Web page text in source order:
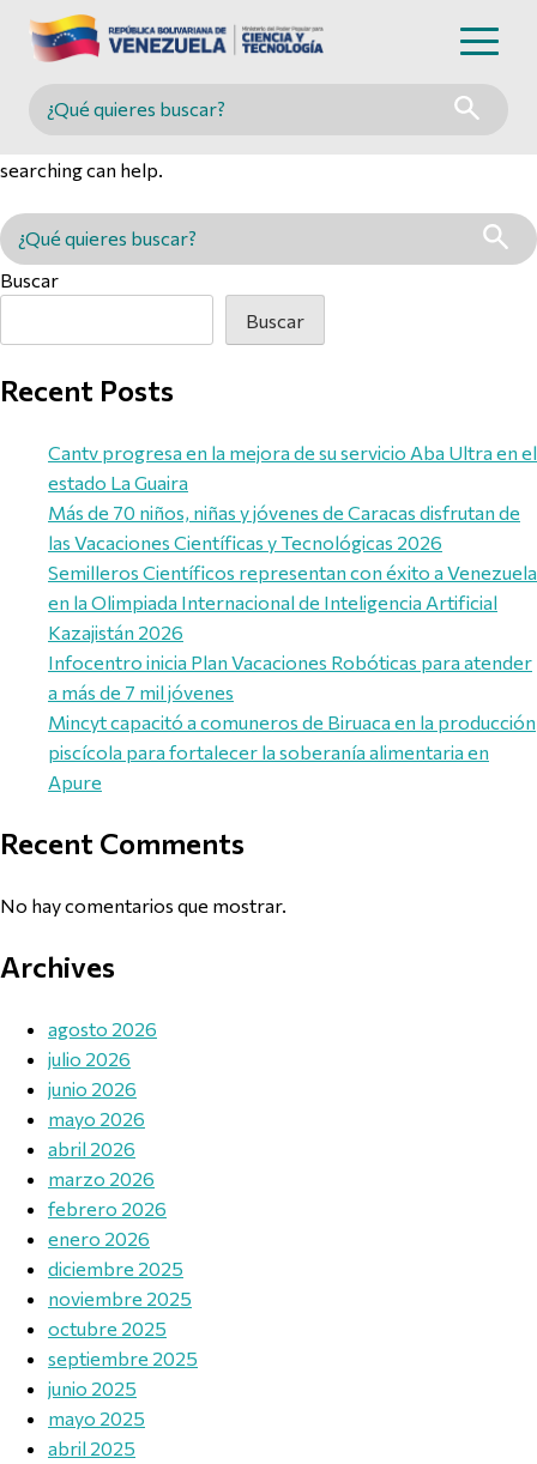
Buscar en MINCYT
searching can help.
Buscar en MINCYT
Buscar
Buscar
Recent Posts
Cantv progresa en la mejora de su servicio Aba Ultra en el
estado La Guaira
Más de 70 niños, niñas y jóvenes de Caracas disfrutan de
las Vacaciones Científicas y Tecnológicas 2026
Semilleros Científicos representan con éxito a Venezuela
en la Olimpiada Internacional de Inteligencia Artificial
Kazajistán 2026
Infocentro inicia Plan Vacaciones Robóticas para atender
a más de 7 mil jóvenes
Mincyt capacitó a comuneros de Biruaca en la producción
piscícola para fortalecer la soberanía alimentaria en
Apure
Recent Comments
No hay comentarios que mostrar.
Archives
agosto 2026
julio 2026
junio 2026
mayo 2026
abril 2026
marzo 2026
febrero 2026
enero 2026
diciembre 2025
noviembre 2025
octubre 2025
septiembre 2025
junio 2025
mayo 2025
abril 2025